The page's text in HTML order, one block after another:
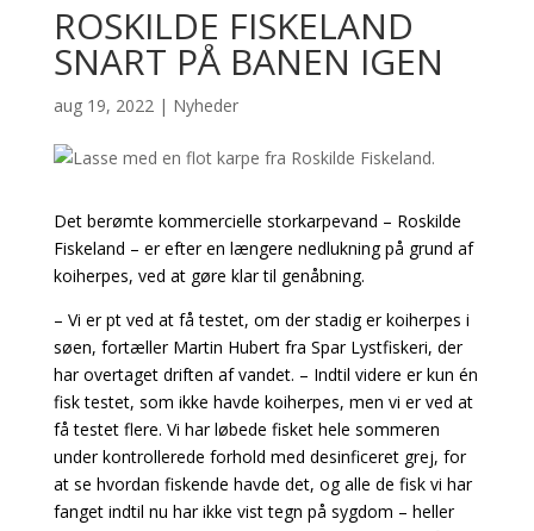
ROSKILDE FISKELAND
SNART PÅ BANEN IGEN
aug 19, 2022| Nyheder
Det berømte kommercielle storkarpevand – Roskilde
Fiskeland – er efter en længere nedlukning på grund af
koiherpes, ved at gøre klar til genåbning.
– Vi er pt ved at få testet, om der stadig er koiherpes i
søen, fortæller Martin Hubert fra Spar Lystfiskeri, der
har overtaget driften af vandet. – Indtil videre er kun én
fisk testet, som ikke havde koiherpes, men vi er ved at
få testet flere. Vi har løbede fisket hele sommeren
under kontrollerede forhold med desinficeret grej, for
at se hvordan fiskende havde det, og alle de fisk vi har
fanget indtil nu har ikke vist tegn på sygdom – heller